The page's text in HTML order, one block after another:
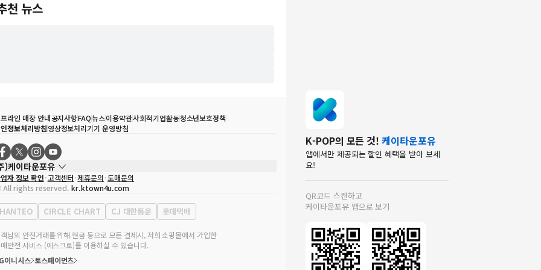
천 뉴스
라인 매장 안내공지사항FAQ뉴스이용약관사회적기업활동청소년보호정책
정보처리방침영상정보처리기기 운영방침
)케이타운포유
자
송효민
업자등록번호
120-87-71116
판매업 신고번호 제2011-서울강남-02223
표전화
02-552-9855
자 정보 확인 고객센터 제휴문의 도매문의
rights reserved. kr.ktown4u.com
HANTEO CIRCLE CHART CJ 대한통운 롯데택배
님의 안전거래를 위해 현금 등으로 모든 결제시, 저희 쇼핑몰에서 가입한
안전 서비스 (에스크로)를 이용하실 수 있습니다.
이니시스 토스페이먼츠
K-POP의 모든 것! 케이타운포유
앱에서만 제공되는 할인 혜택을 받아 보세
요!
QR코드 스캔하고
케이타운포유 앱으로 보기